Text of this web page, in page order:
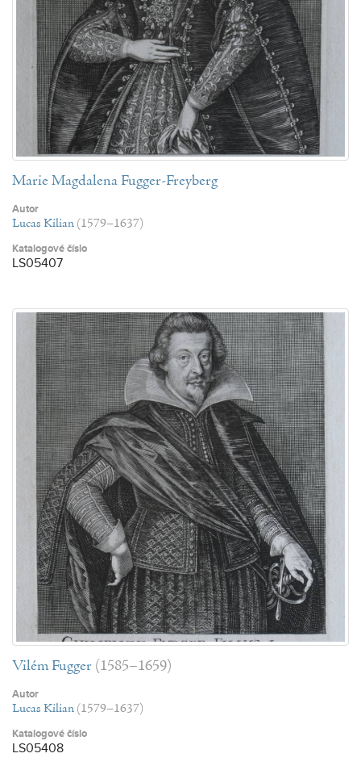
Marie Magdalena Fugger-Freyberg
Autor
Lucas Kilian (1579–1637)
Katalogové číslo
LS05407
Vilém Fugger (1585–1659)
Autor
Lucas Kilian (1579–1637)
Katalogové číslo
LS05408